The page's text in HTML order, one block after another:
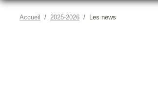
Accueil 2025-2026 Les news